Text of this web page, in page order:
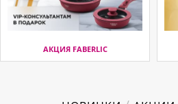
АКЦИЯ FABERLIC